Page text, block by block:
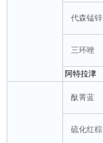
代森锰锌
三环唑
阿特拉津
酞菁蓝
硫化红棕